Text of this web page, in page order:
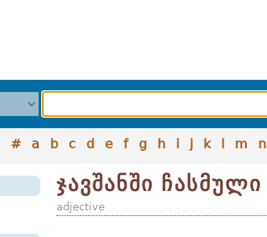
# a b c d e f g h i j k l m n
ჯავშანში ჩასმული
adjective